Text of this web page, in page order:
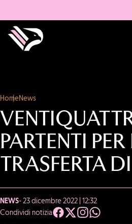
HomeNews
PARTENTI
TRASFERTA
NEWS- 23 dicembre 2022 | 12:32
Condividi notizia